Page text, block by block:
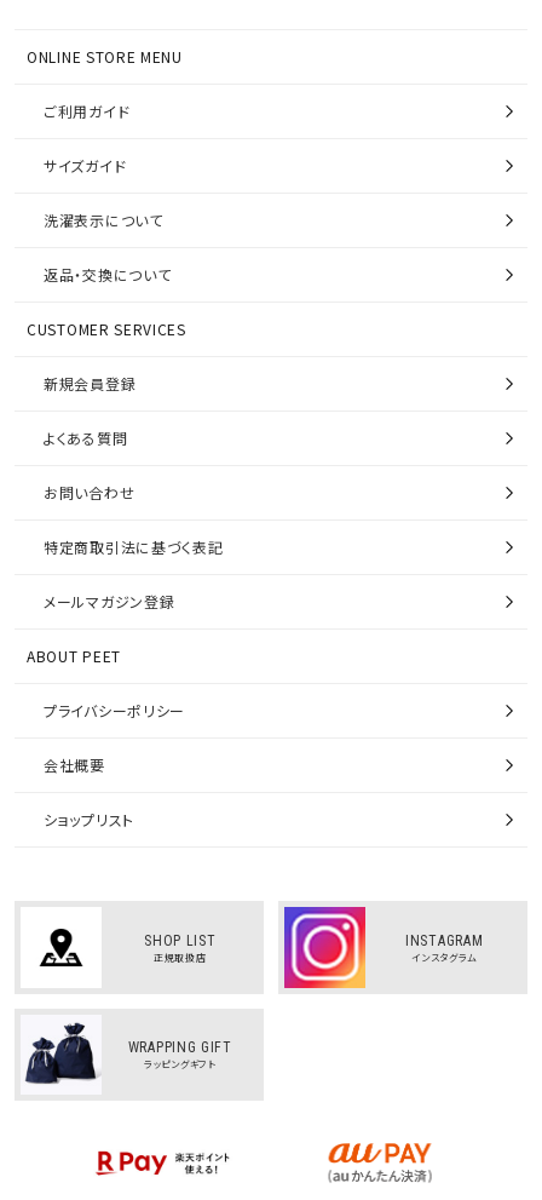
ONLINE STORE MENU
ご利用ガイド
サイズガイド
洗濯表示について
返品・交換について
CUSTOMER SERVICES
新規会員登録
よくある質問
お問い合わせ
特定商取引法に基づく表記
メールマガジン登録
ABOUT PEET
プライバシーポリシー
会社概要
ショップリスト
SHOP LIST
正規取扱店
INSTAGRAM
インスタグラム
WRAPPING GIFT
ラッピングギフト